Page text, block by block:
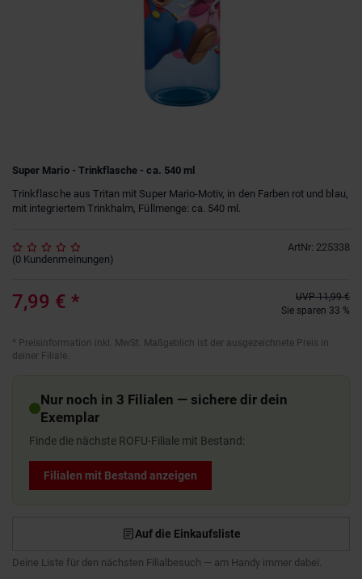
Super Mario - Trinkflasche - ca. 540 ml
Trinkflasche aus Tritan mit Super Mario-Motiv, in den Farben rot und blau,
mit integriertem Trinkhalm, Füllmenge: ca. 540 ml.
ArtNr: 225338
(0 Kundenmeinungen)
7,99 € * UVP 11,99 €
Sie sparen 33 %
* Preisinformation inkl. MwSt. Maßgeblich ist der ausgezeichnete Preis in
deiner Filiale.
Nur noch in 3 Filialen — sichere dir dein
Exemplar
Finde die nächste ROFU-Filiale mit Bestand:
Filialen mit Bestand anzeigen
Auf die Einkaufsliste
Deine Liste für den nächsten Filialbesuch — am Handy immer dabei.